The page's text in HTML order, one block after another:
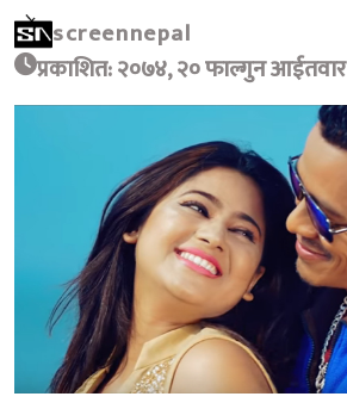
screennepal
प्रकाशित: २०७४, २० फाल्गुन आईतवार